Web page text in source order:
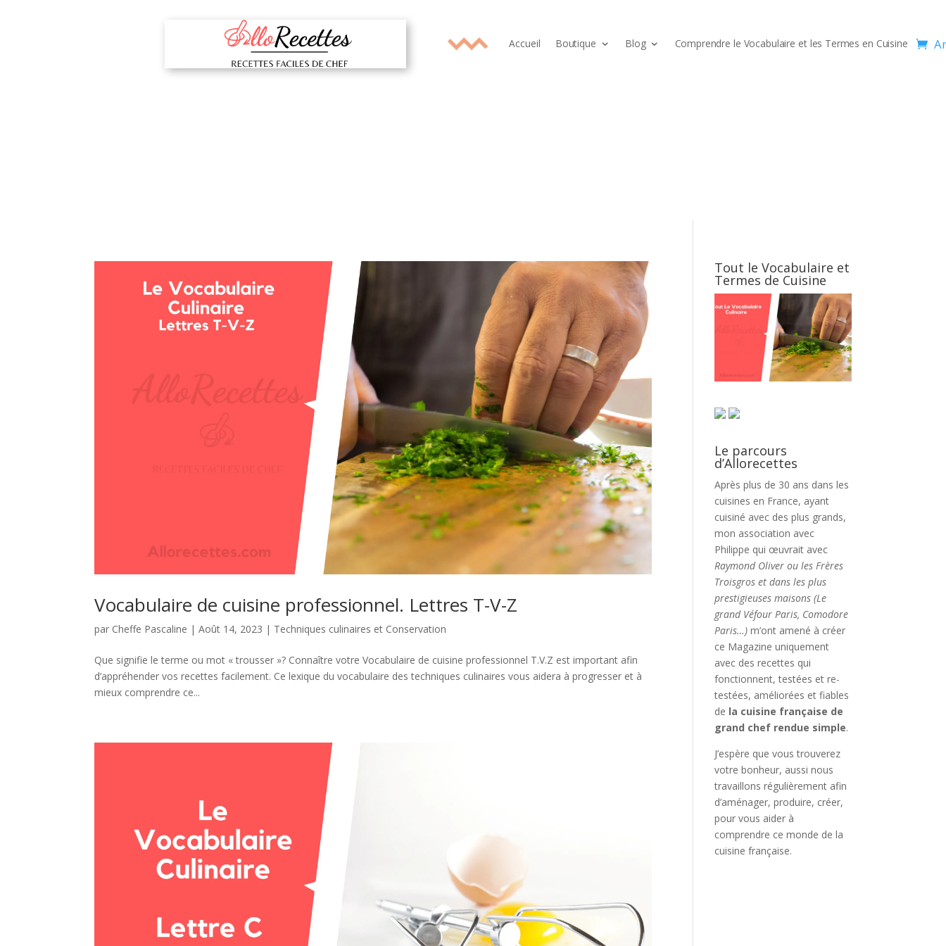
Accueil Boutique Blog Comprendre le Vocabulaire et les Termes en Cuisine
Vocabulaire de cuisine professionnel. Lettres T-V-Z
par Cheffe Pascaline |Août 14, 2023 | Techniques culinaires et Conservation
Que signifie le terme ou mot « trousser »? Connaître votre Vocabulaire de cuisine professionnel T.V.Z est important afin
d’appréhender vos recettes facilement. Ce lexique du vocabulaire des techniques culinaires vous aidera à progresser et à
mieux comprendre ce...
Tout le Vocabulaire et
Termes de Cuisine
Le parcours
d’Allorecettes
Après plus de 30 ans dans les
cuisines en France, ayant
cuisiné avec des plus grands,
mon association avec
Philippe qui œuvrait avec
Raymond Oliver ou les Frères
Troisgros et dans les plus
prestigieuses maisons (Le
grand Véfour Paris, Comodore
Paris…) m’ont amené à créer
ce Magazine uniquement
avec des recettes qui
fonctionnent, testées et re-
testées, améliorées et fiables
de la cuisine française de
grand chef rendue simple.
J’espère que vous trouverez
votre bonheur, aussi nous
travaillons régulièrement afin
d’aménager, produire, créer,
pour vous aider à
comprendre ce monde de la
cuisine française.